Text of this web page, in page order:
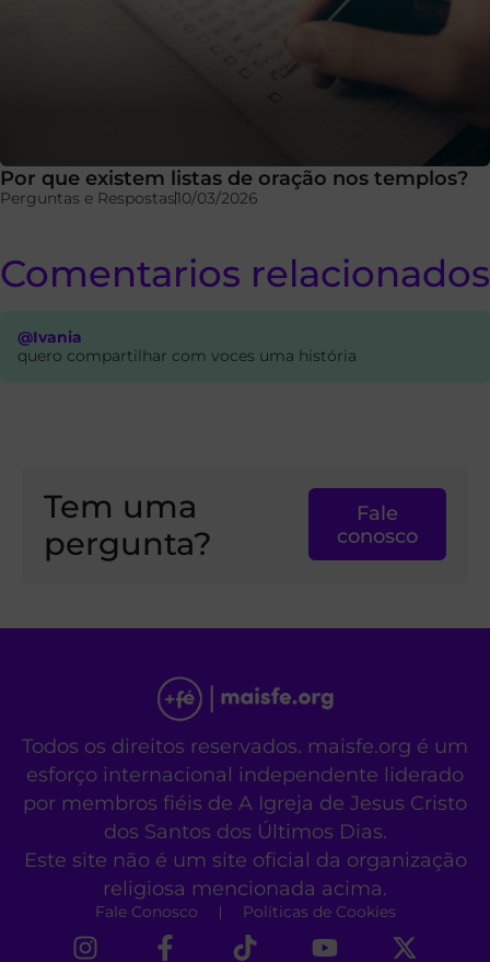
Por que existem listas de oração nos templos?
Perguntas e Respostas10/03/2026
Comentarios relacionados
@Ivania
quero compartilhar com voces uma história
Tem uma
pergunta?
Fale
conosco
Todos os direitos reservados. maisfe.org é um
esforço internacional independente liderado
por membros fiéis de A Igreja de Jesus Cristo
dos Santos dos Últimos Dias.
Este site não é um site oficial da organização
religiosa mencionada acima.
Fale Conosco Políticas de Cookies